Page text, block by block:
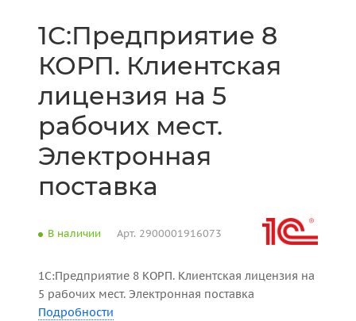
1С:Предприятие 8
КОРП. Клиентская
лицензия на 5
рабочих мест.
Электронная
поставка
В наличии Арт. 2900001916073
1С:Предприятие 8 КОРП. Клиентская лицензия на
5 рабочих мест. Электронная поставка
Подробности